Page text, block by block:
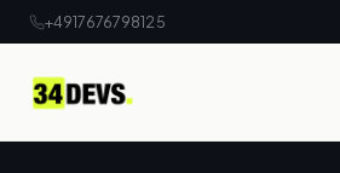
+4917676798125